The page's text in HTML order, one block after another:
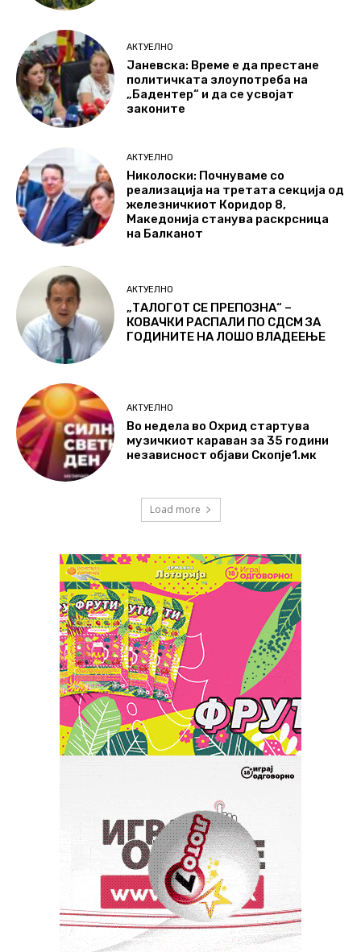
АКТУЕЛНО
Јаневска: Време е да престане
политичката злоупотреба на
„Бадентер“ и да се усвојат
законите
АКТУЕЛНО
Николоски: Почнуваме со
реализација на третата секција од
железничкиот Коридор 8,
Македонија станува раскрсница
на Балканот
АКТУЕЛНО
„ТАЛОГОТ СЕ ПРЕПОЗНА“ –
КОВАЧКИ РАСПАЛИ ПО СДСМ ЗА
ГОДИНИТЕ НА ЛОШО ВЛАДЕЕЊЕ
АКТУЕЛНО
Во недела во Охрид стартува
музичкиот караван за 35 години
независност објави Скопје1.мк
Load more